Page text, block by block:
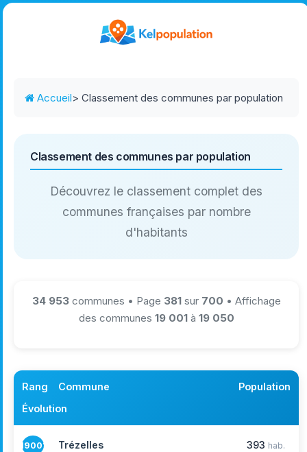
Accueil> Classement des communes par population
Classement des communes par population
Découvrez le classement complet des
communes françaises par nombre
d'habitants
34 953communes • Page 381sur 700 • Affichage
des communes 19 001à 19 050
Rang Commune
Population
Évolution
19001 Trézelles 393 hab.